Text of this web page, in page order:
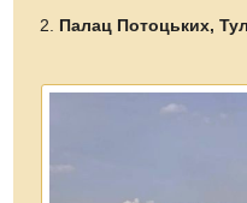
Палац Потоцьких,